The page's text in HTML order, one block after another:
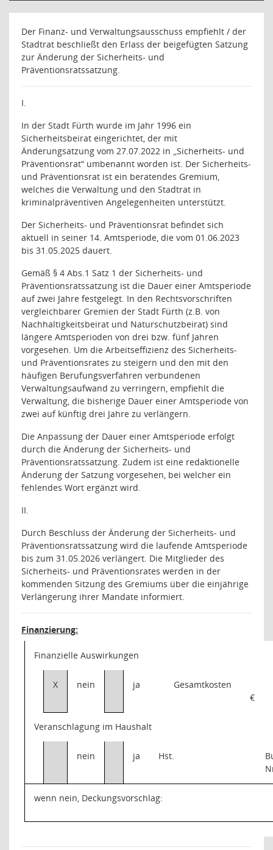
Der Finanz- und Verwaltungsausschuss empfiehlt / der
Stadtrat beschließt den Erlass der beigefügten Satzung
zur Änderung der Sicherheits- und
Präventionsratssatzung.
I.
In der Stadt Fürth wurde im Jahr 1996 ein
Sicherheitsbeirat eingerichtet, der mit
Änderungsatzung vom 27.07.2022 in ,,Sicherheits- und
Präventionsrat“ umbenannt worden ist. Der Sicherheits-
und Präventionsrat ist ein beratendes Gremium,
welches die Verwaltung und den Stadtrat in
kriminalpräventiven Angelegenheiten unterstützt.
Der Sicherheits- und Präventionsrat befindet sich
aktuell in seiner 14. Amtsperiode, die vom 01.06.2023
bis 31.05.2025 dauert.
Gemäß § 4 Abs.1 Satz 1 der Sicherheits- und
Präventionsratssatzung ist die Dauer einer Amtsperiode
auf zwei Jahre festgelegt. In den Rechtsvorschriften
vergleichbarer Gremien der Stadt Fürth (z.B. von
Nachhaltigkeitsbeirat und Naturschutzbeirat) sind
längere Amtsperioden von drei bzw. fünf Jahren
vorgesehen. Um die Arbeitseffizienz des Sicherheits-
und Präventionsrates zu steigern und den mit den
häufigen Berufungsverfahren verbundenen
Verwaltungsaufwand zu verringern, empfiehlt die
Verwaltung, die bisherige Dauer einer Amtsperiode von
zwei auf künftig drei Jahre zu verlängern.
Die Anpassung der Dauer einer Amtsperiode erfolgt
durch die Änderung der Sicherheits- und
Präventionsratssatzung. Zudem ist eine redaktionelle
Änderung der Satzung vorgesehen, bei welcher ein
fehlendes Wort ergänzt wird.
II.
Durch Beschluss der Änderung der Sicherheits- und
Präventionsratssatzung wird die laufende Amtsperiode
bis zum 31.05.2026 verlängert. Die Mitglieder des
Sicherheits- und Präventionsrates werden in der
kommenden Sitzung des Gremiums über die einjährige
Verlängerung ihrer Mandate informiert.
Finanzierung:
Finanzielle Auswirkungen
X nein ja
Gesamtkosten
€
Veranschlagung im Haushalt
nein ja Hst.
wenn nein, Deckungsvorschlag: